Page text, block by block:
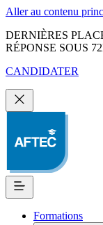
Aller au contenu
DERNIÈRES
RÉPONSE SOUS
CANDIDATER
Formations